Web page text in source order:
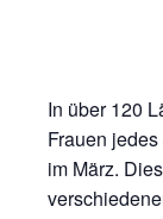
In über 120
Frauen
im März.